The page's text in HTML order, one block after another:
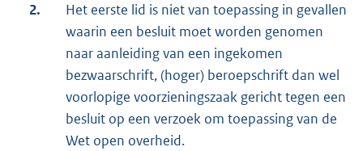
2.
Het eerste lid is niet van toepassing in gevallen
waarin een besluit moet worden genomen
naar aanleiding van een ingekomen
bezwaarschrift, (hoger) beroepschrift dan wel
voorlopige voorzieningszaak gericht tegen een
besluit op een verzoek om toepassing van de
Wet open overheid.